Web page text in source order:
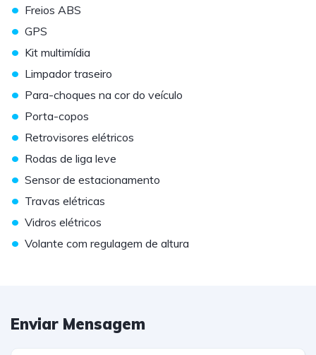
• Freios ABS
• GPS
• Kit multimídia
• Limpador traseiro
• Para-choques na cor do veículo
• Porta-copos
• Retrovisores elétricos
• Rodas de liga leve
• Sensor de estacionamento
• Travas elétricas
• Vidros elétricos
• Volante com regulagem de altura
Enviar Mensagem